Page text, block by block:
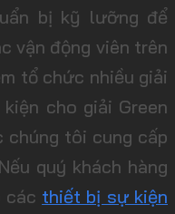
bị kỹ lưỡng để
vận động viên trên
tổ chức nhiều giải
cho giải Green
chúng tôi cung cấp
quý khách hàng
các thiết bị sự kiện